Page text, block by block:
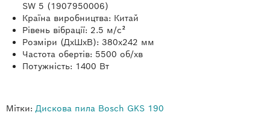
SW 5 (1907950006)
Країна виробництва: Китай
Рівень вібрації: 2.5 м/с²
Розміри (ДхШхВ): 380х242 мм
Частота обертів: 5500 об/хв
Потужність: 1400 Вт
Мітки:Дискова пила Bosch GKS 190